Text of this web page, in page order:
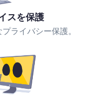
スを保護
ライバシー保護。